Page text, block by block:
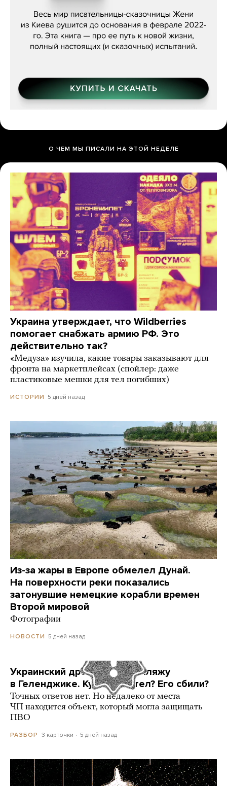
О ЧЕМ МЫ ПИСАЛИ НА ЭТОЙ НЕДЕЛЕ
Украина утверждает, что Wildberries
помогает снабжать армию РФ. Это
действительно так?
«Медуза» изучила, какие товары заказывают для
фронта на маркетплейсах (спойлер: даже
пластиковые мешки для тел погибших)
ИСТОРИИ 5 дней назад
Из-за жары в Европе обмелел Дунай.
На поверхности реки показались
затонувшие немецкие корабли времен
Второй мировой
Фотографии
НОВОСТИ 5 дней назад
Украинский дрон попал по пляжу
в Геленджике. Куда он летел? Его сбили?
Точных ответов нет. Но недалеко от места
ЧП находится объект, который могла защищать
ПВО
РАЗБОР 3 карточки 5 дней назад